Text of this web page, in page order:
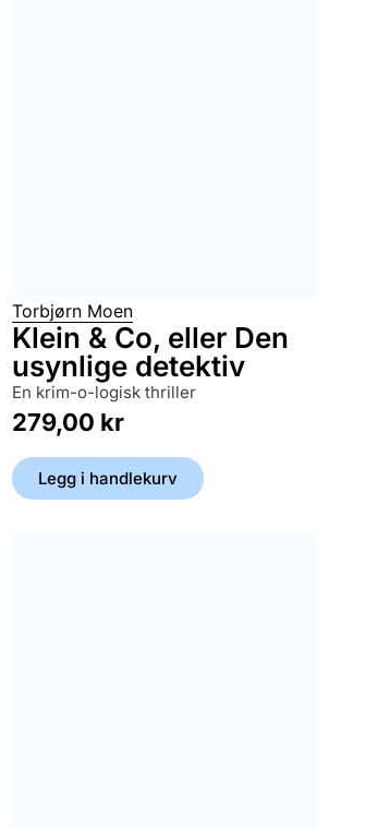
Torbjørn Moen
Klein & Co, eller Den
usynlige detektiv
en krim-o-logisk thriller
279,00 kr
Legg i handlekurv